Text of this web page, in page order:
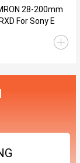
200mm
For Sony E